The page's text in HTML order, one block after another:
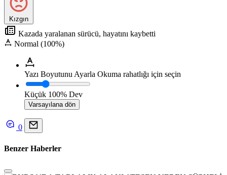
Kızgın
Kazada yaralanan sürücü, hayatını kaybetti
Normal (100%)
Yazı Boyutunu Ayarla Okuma rahatlığı için seçin
Küçük 100% Dev
Varsayılana dön
0
Benzer Haberler